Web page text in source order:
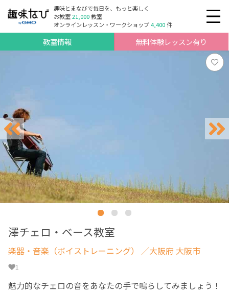
趣味とまなびで毎日を、もっと楽しく
お教室21,000教室
オンラインレッスン・ワークショップ4,400件
教室情報 無料体験レッスン有り
澤チェロ・ベース教室
楽器・音楽（ボイストレーニング） ／大阪府 大阪市
1
魅力的なチェロの音をあなたの手で鳴らしてみましょう！